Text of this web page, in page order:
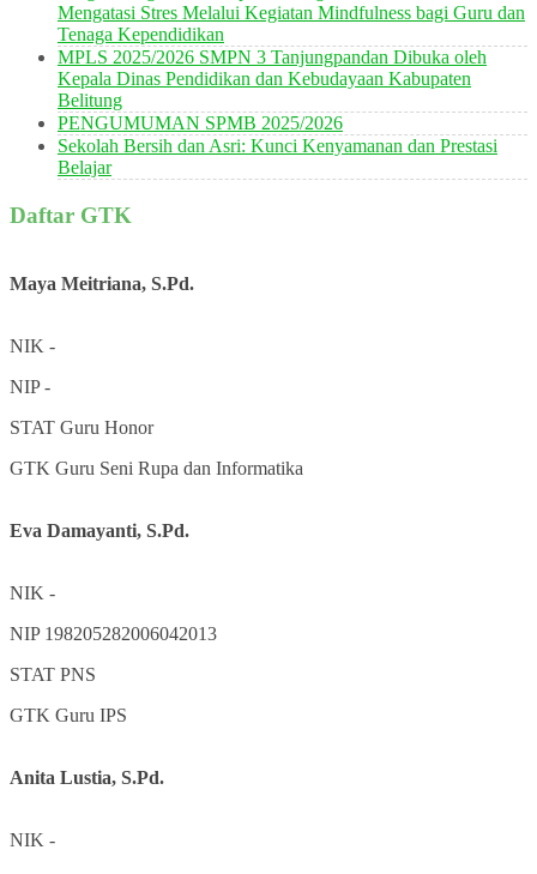
Mengatasi Stres Melalui Kegiatan Mindfulness bagi Guru dan
Tenaga Kependidikan
MPLS 2025/2026 SMPN 3 Tanjungpandan Dibuka oleh
Kepala Dinas Pendidikan dan Kebudayaan Kabupaten
Belitung
PENGUMUMAN SPMB 2025/2026
Sekolah Bersih dan Asri: Kunci Kenyamanan dan Prestasi
Belajar
Daftar GTK
Maya Meitriana, S.Pd.
NIK -
NIP-
STAT Guru Honor
GTK Guru Seni Rupa dan Informatika
Eva Damayanti, S.Pd.
NIK -
NIP 198205282006042013
STAT PNS
GTK Guru IPS
Anita Lustia, S.Pd.
NIK -